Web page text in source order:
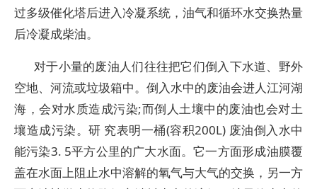
过多级催化塔后进入冷凝系统，油气和循环水交换热量
后冷凝成柴油。
对于小量的废油人们往往把它们倒入下水道、野外
空地、河流或垃圾箱中。倒入水中的废油会进人江河湖
海，会对水质造成污染;而倒人土壤中的废油也会对土
壤造成污染。研 究表明一桶(容积200L) 废油倒入水中
能污染3. 5平方公里的广大水面。它一方面形成油膜覆
盖在水面上阻止水中溶解的氧气与大气的交换，另一方